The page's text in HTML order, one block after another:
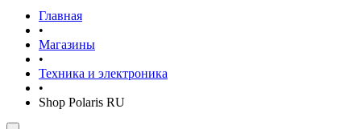
Главная
•
Магазины
•
Техника и электроника
•
Shop Polaris RU